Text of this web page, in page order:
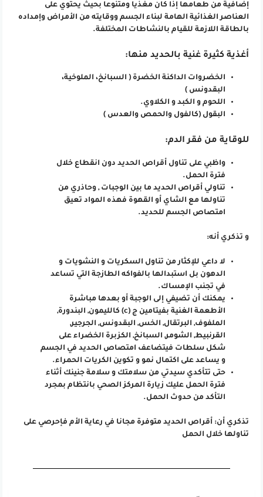
إضافية من طعامها إذا كان مغذيا ومتنوعا بحيث يحتوي على
العناصر الغذائية الهامة لبناء الجسم ووقايته من الأمراض وإمداده
بالطاقة اللازمة للقيام بالنشاطات المختلفة.
أغذية كثيرة غنية بالحديد منها:
الخضروات الداكنة الخضرة ( السبانخ، الملوخية،
البقدونس )
اللحوم و الكبد و الكلاوي.
البقول (كالفول والحمص والعدس )
للوقاية من فقر الدم:
واظبي على تناول أقراص الحديد دون انقطاع خلال
فترة الحمل.
تناولي أقراص الحديد ما بين الوجبات , وحاذري من
تناولها مع الشاي أو القهوة فهذه المواد تعيق
امتصاص الجسم للحديد.
و تذكري أنه:
لا داعي للإكثار من تناول السكريات و النشويات و
الدهون بل استبدالها بالفواكه الطازجة التي تساعد
في تجنب الإمساك.
يمكنك أن تضيفي إلى الوجبة أو بعدها مباشرة
الأطعمة الغنية بفيتامين ج (c) كالليمون, البندورة,
الملفوف, البرتقال, الخس, البقدونس, الجرجير,
القرنبيط, الشومر, السبانخ, الكزبرة الخضراء على
شكل سلطات فيتضاعف امتصاص الحديد في الجسم
و يساعد على اكتمال نمو و تكوين الكريات الحمراء.
حتى تتأكدي سيدتي من سلامتك و سلامة جنينك أثناء
فترة الحمل عليك زيارة المركز الصحي بانتظام بمجرد
التأكد من حدوث الحمل.
تذكري أن: أقراص الحديد متوفرة مجانا في رعاية الأم فإحرصي على
تناولها خلال الحمل